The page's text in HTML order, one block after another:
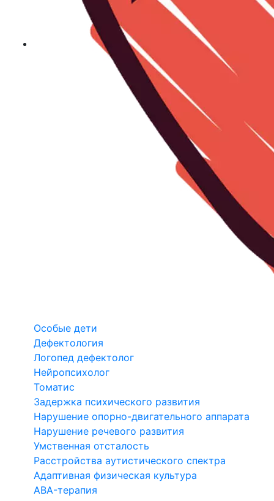
Особые дети
Дефектология
Логопед дефектолог
Нейропсихолог
Томатис
Задержка психического развития
Нарушение опорно-двигательного аппарата
Нарушение речевого развития
Умственная отсталость
Расстройства аутистического спектра
Адаптивная физическая культура
ABA-терапия